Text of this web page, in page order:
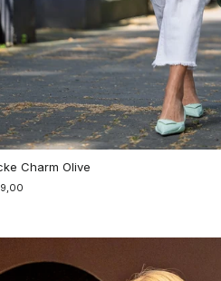
Charm Olive